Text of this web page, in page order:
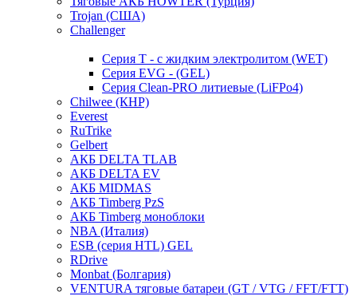
Trojan (США)
Challenger
Серия T - с жидким электролитом (WET)
Серия EVG - (GEL)
Серия Clean-PRO литиевые (LiFPo4)
Chilwee (КНР)
Everest
RuTrike
Gelbert
АКБ DELTA TLAB
АКБ DELTA EV
АКБ MIDMAS
АКБ Timberg PzS
АКБ Timberg моноблоки
NBA (Италия)
ESB (серия HTL) GEL
RDrive
Monbat (Болгария)
VENTURA тяговые батареи (GT / VTG / FFT/FTT)